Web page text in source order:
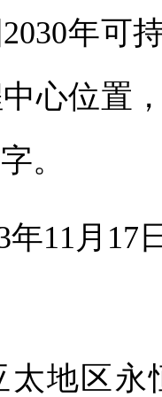
年可
心位置
。
月17日
区永